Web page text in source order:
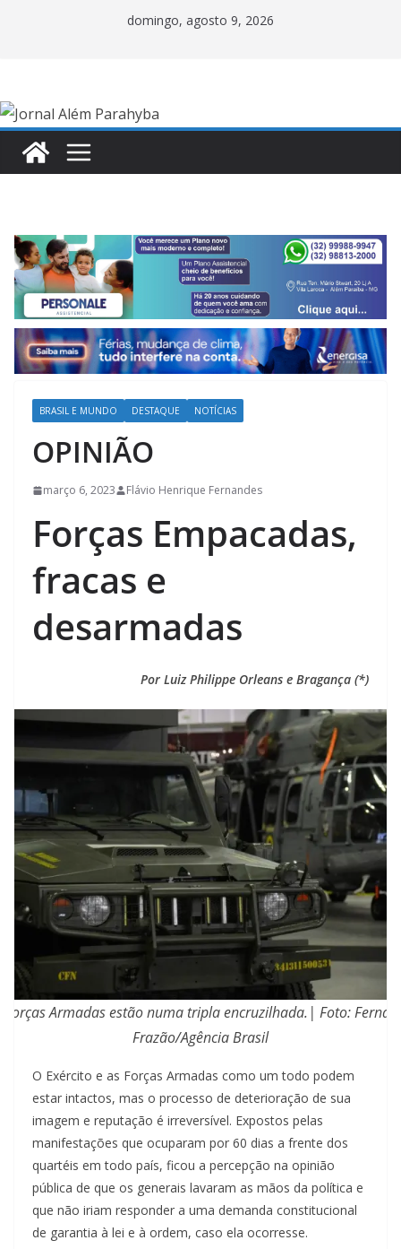
domingo, agosto 9, 2026
BRASIL E MUNDO DESTAQUE NOTÍCIAS
OPINIÃO
março 6, 2023 Flávio Henrique Fernandes
Forças Empacadas,
fracas e
desarmadas
Por Luiz Philippe Orleans e Bragança (*)
Forças Armadas estão numa tripla encruzilhada.| Foto:
Frazão/Agência Brasil
O Exército e as Forças Armadas como um todo podem
estar intactos, mas o processo de deterioração de sua
imagem e reputação é irreversível. Expostos pelas
manifestações que ocuparam por 60 dias a frente dos
quartéis em todo país, ficou a percepção na opinião
pública de que os generais lavaram as mãos da política e
que não iriam responder a uma demanda constitucional
de garantia à lei e à ordem, caso ela ocorresse.